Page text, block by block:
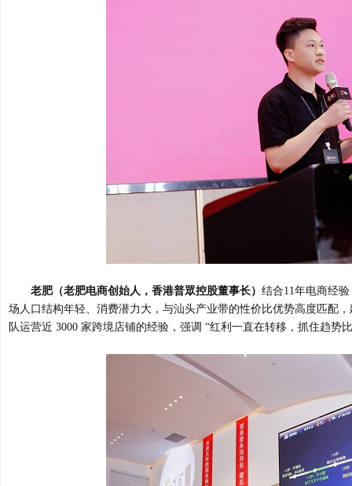
老肥（老肥电商创始人，香港普眾控股董事长） 结合11年电商经
场人口结构年轻、消费潜力大，与汕头产业带的性价比优势高度匹配
队运营近 3000 家跨境店铺的经验，强调 “红利一直在转移，抓住趋势